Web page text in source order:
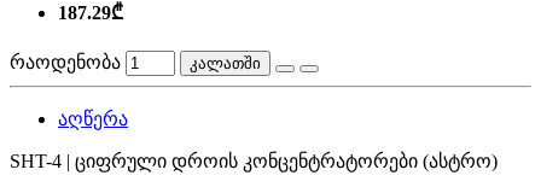
187.29₾
რაოდენობა კალათში
აღწერა
SHT-4 | ციფრული დროის კონცენტრატორები (ასტრო)